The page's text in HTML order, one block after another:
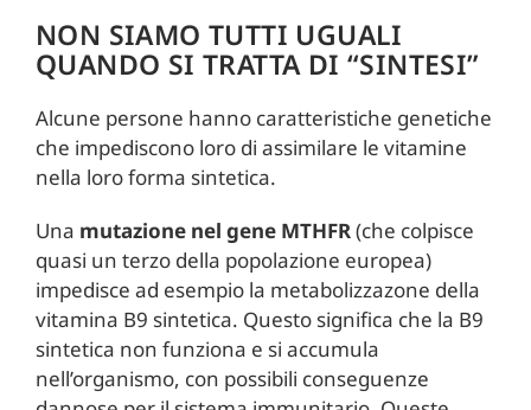
NON SIAMO TUTTI UGUALI
QUANDO SI TRATTA DI “SINTESI”
Alcune persone hanno caratteristiche genetiche
che impediscono loro di assimilare le vitamine
nella loro forma sintetica.
Una mutazione nel gene MTHFR(che colpisce
quasi un terzo della popolazione europea)
impedisce ad esempio la metabolizzazone della
vitamina B9 sintetica. Questo significa che la B9
sintetica non funziona e si accumula
nell’organismo, con possibili conseguenze